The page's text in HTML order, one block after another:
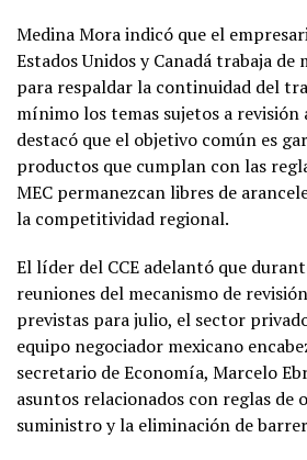
Medina Mora indicó que el
Estados Unidos y Canadá trabaja de
para respaldar la continuidad del
mínimo los temas sujetos a revisión
destacó que el objetivo común es
productos que cumplan con las
MEC permanezcan libres de
la competitividad regional.
El líder del CCE adelantó que
reuniones del mecanismo de
previstas para julio, el sector
equipo negociador mexicano
secretario de Economía, Marcelo
asuntos relacionados con reglas de
suministro y la eliminación de